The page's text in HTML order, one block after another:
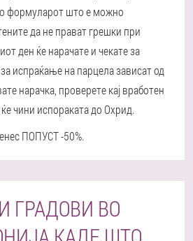
формуларот што е можно
да не прават грешки при
ден ќе нарачате и чекате за
испраќање на парцела зависат од
нарачка, проверете кај вработен
чини испораката до Охрид.
ПОПУСТ -50%.
ГРАДОВИ ВО